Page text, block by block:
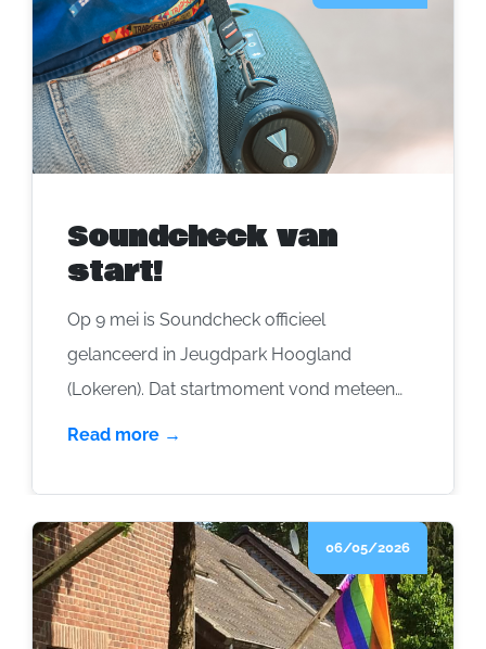
Soundcheck van
start!
Op 9 mei is Soundcheck officieel
gelanceerd in Jeugdpark Hoogland
(Lokeren). Dat startmoment vond meteen
veel weerklank in de pers, ook met een
Hamme werd meteen duidelijk waar het om
draait … het mag léven op kamp of
weekend, maar de box hoeft niet van ontbijt
tot bedtijd te knallen.
Read more →
06/05/2026